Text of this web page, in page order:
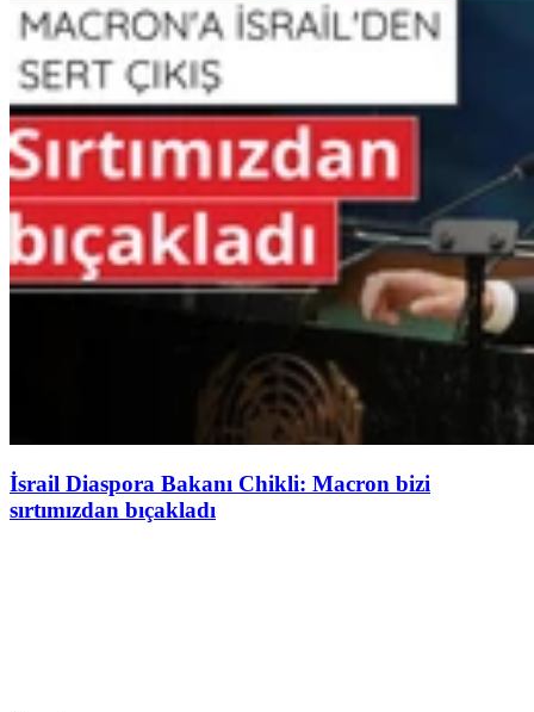
İsrail Diaspora Bakanı Chikli: Macron bizi
sırtımızdan bıçakladı